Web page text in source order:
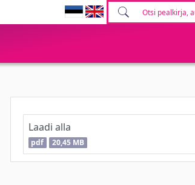
Laadi alla
pdf 20,45 MB